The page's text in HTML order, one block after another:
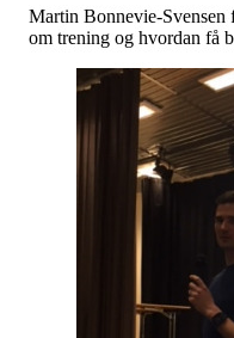
Martin Bonnevie-Svensen
om trening og hvordan få